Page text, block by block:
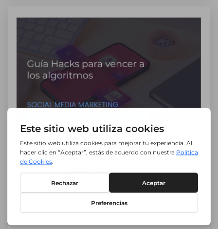
Guía Hacks para vencer a los
algoritmos
El reto del alcance orgánico en redes
Descargar guía